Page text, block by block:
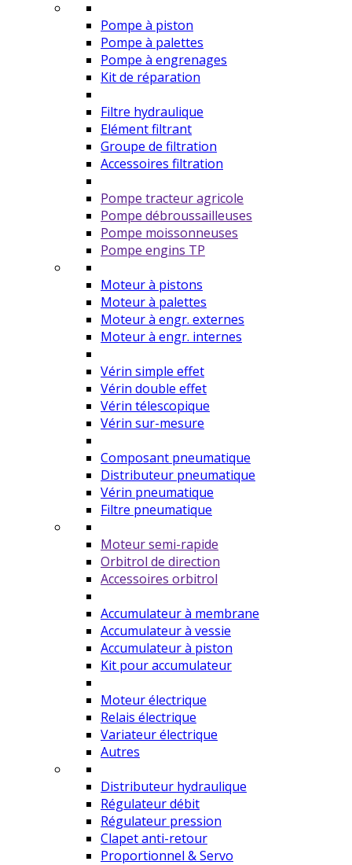
Pompe à piston
Pompe à palettes
Pompe à engrenages
Kit de réparation
Filtre hydraulique
Elément filtrant
Groupe de filtration
Accessoires filtration
Pompe tracteur agricole
Pompe débroussailleuses
Pompe moissonneuses
Pompe engins TP
Moteur à pistons
Moteur à palettes
Moteur à engr. externes
Moteur à engr. internes
Vérin simple effet
Vérin double effet
Vérin télescopique
Vérin sur-mesure
Composant pneumatique
Distributeur pneumatique
Vérin pneumatique
Filtre pneumatique
Moteur semi-rapide
Orbitrol de direction
Accessoires orbitrol
Accumulateur à membrane
Accumulateur à vessie
Accumulateur à piston
Kit pour accumulateur
Moteur électrique
Relais électrique
Variateur électrique
Autres
Distributeur hydraulique
Régulateur débit
Régulateur pression
Clapet anti-retour
Proportionnel & Servo